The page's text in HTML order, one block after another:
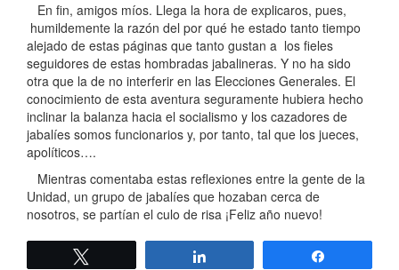
En fin, amigos míos. Llega la hora de explicaros, pues,
humildemente la razón del por qué he estado tanto tiempo
alejado de estas páginas que tanto gustan a los fieles
seguidores de estas hombradas jabalineras. Y no ha sido
otra que la de no interferir en las Elecciones Generales. El
conocimiento de esta aventura seguramente hubiera hecho
inclinar la balanza hacia el socialismo y los cazadores de
jabalíes somos funcionarios y, por tanto, tal que los jueces,
apolíticos….
Mientras comentaba estas reflexiones entre la gente de la
Unidad, un grupo de jabalíes que hozaban cerca de
nosotros, se partían el culo de risa ¡Feliz año nuevo!